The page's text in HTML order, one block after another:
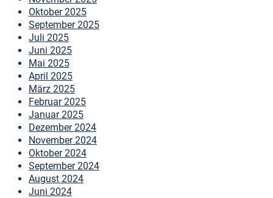
Oktober 2025
September 2025
Juli 2025
Juni 2025
Mai 2025
April 2025
März 2025
Februar 2025
Januar 2025
Dezember 2024
November 2024
Oktober 2024
September 2024
August 2024
Juni 2024